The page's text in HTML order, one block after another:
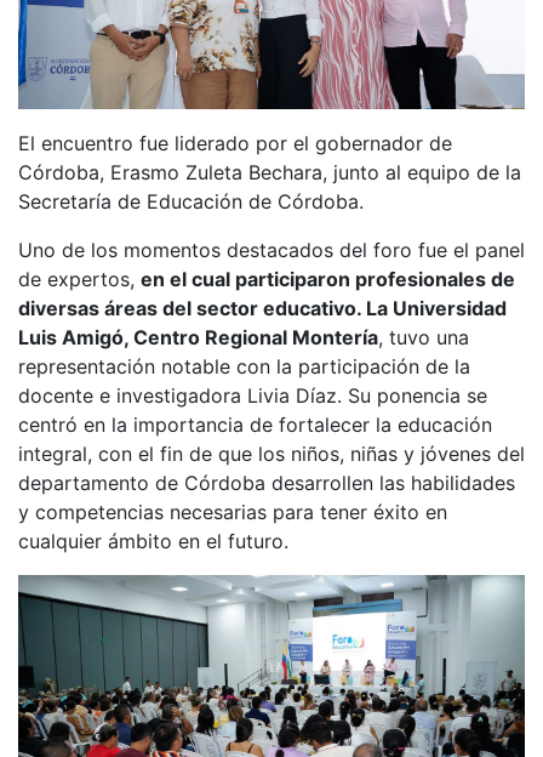
El encuentro fue liderado por el gobernador de
Córdoba, Erasmo Zuleta Bechara, junto al equipo de la
Secretaría de Educación de Córdoba.
Uno de los momentos destacados del foro fue el panel
de expertos, en el cual participaron profesionales de
diversas áreas del sector educativo. La Universidad
Luis Amigó, Centro Regional Montería, tuvo una
representación notable con la participación de la
docente e investigadora Livia Díaz. Su ponencia se
centró en la importancia de fortalecer la educación
integral, con el fin de que los niños, niñas y jóvenes del
departamento de Córdoba desarrollen las habilidades
y competencias necesarias para tener éxito en
cualquier ámbito en el futuro.